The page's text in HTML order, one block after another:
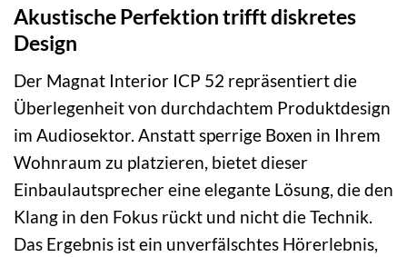
Akustische Perfektion trifft diskretes
Design
Der Magnat Interior ICP 52 repräsentiert die
Überlegenheit von durchdachtem Produktdesign
im Audiosektor. Anstatt sperrige Boxen in Ihrem
Wohnraum zu platzieren, bietet dieser
Einbaulautsprecher eine elegante Lösung, die den
Klang in den Fokus rückt und nicht die Technik.
Das Ergebnis ist ein unverfälschtes Hörerlebnis,